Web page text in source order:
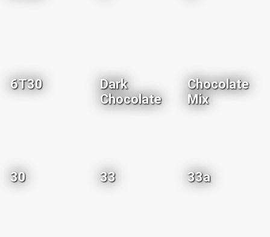
6T30
Dark
Chocolate
Chocolate
Mix
30 33 33a